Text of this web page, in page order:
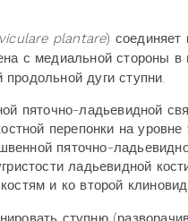
viculare plantare) соединяет
с медиальной стороны в
дуги ступни.
ладьевидной
перепонки на уровне
пяточно-
ладьевидной
и ко второй